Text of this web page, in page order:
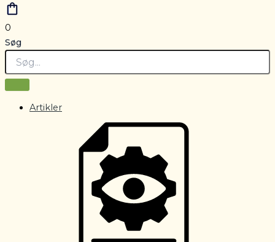
0
Søg
Artikler